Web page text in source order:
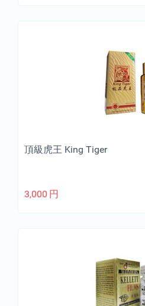
頂級虎王 King Tiger
3,000 円